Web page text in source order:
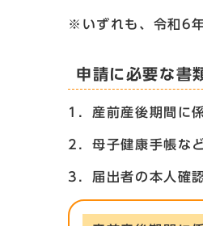
※いずれも、令和6
申請に必要な書
1．産前産後期間に
2．母子健康手帳な
3．届出者の本人確